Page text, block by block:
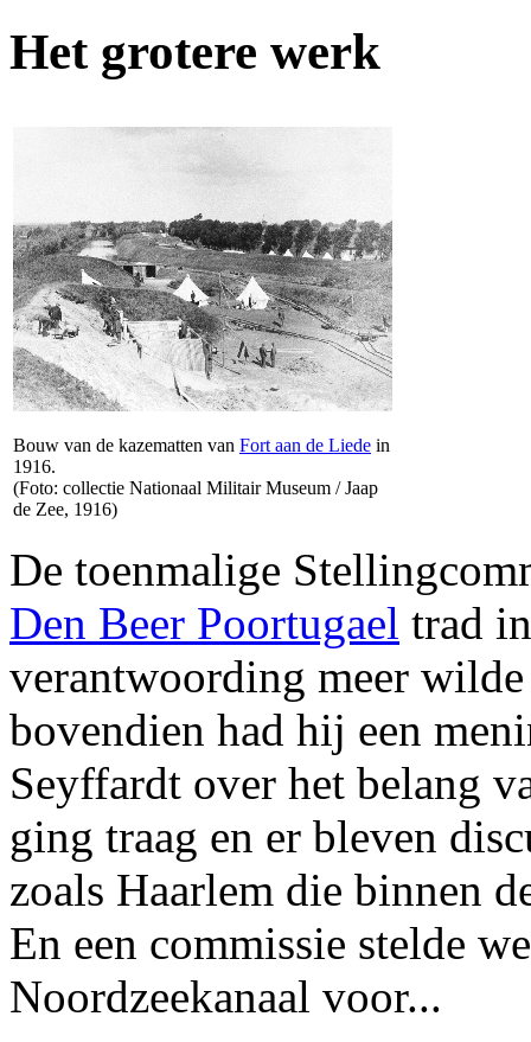
Het grotere werk
Bouw van de kazematten van Fort aan de Liede in
1916.
(Foto: collectie Nationaal Militair Museum / Jaap
de Zee, 1916)
De toenmalige
Den Beer Poortugael trad
verantwoording meer
bovendien had hij een
Seyffardt over het belang
ging traag en er bleven
zoals Haarlem die binnen
En een commissie stelde
Noordzeekanaal voor...